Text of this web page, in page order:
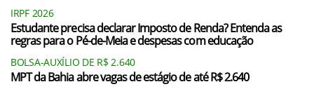
IRPF 2026
Estudante precisa declarar Imposto de Renda? Entenda as
regras para o Pé-de-Meia e despesas com educação
BOLSA-AUXÍLIO DE R$ 2.640
MPT da Bahia abre vagas de estágio de até R$ 2.640